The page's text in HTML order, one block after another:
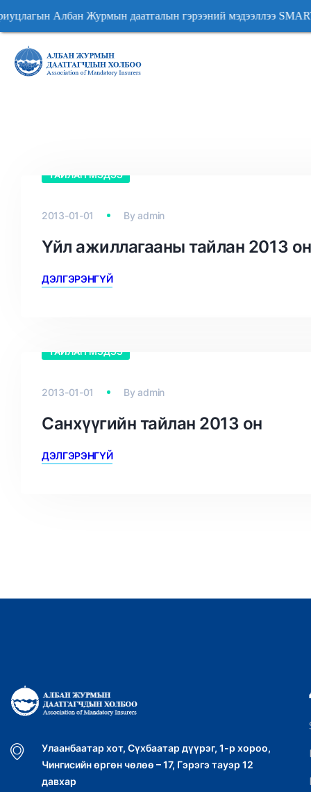
ТАЙЛАН МЭДЭЭ
2013-01-01 Byadmin
Үйл ажиллагааны тайлан 2013 он
ДЭЛГЭРЭНГҮЙ
ТАЙЛАН МЭДЭЭ
2013-01-01 Byadmin
Санхүүгийн тайлан 2013 он
ДЭЛГЭРЭНГҮЙ
Улаанбаатар хот, Сүхбаатар дүүрэг, 1-р хороо,
Чингисийн өргөн чөлөө – 17, Гэрэгэ тауэр 12
давхар
Албан Журмын даатгалын гэрээний
Албан Журмын даатгалын гэрээний